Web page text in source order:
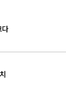
다